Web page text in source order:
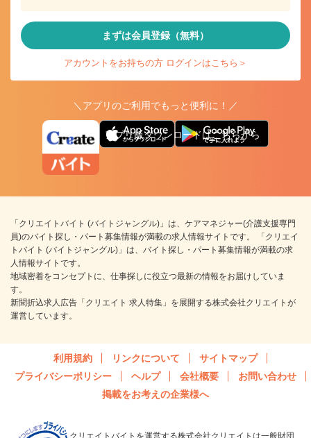
まずは会員登録（無料）
アカウントをお持ちの方 ログインはこちら＞
＼アプリのご利用でもっと便利に！／
アプリ版ダウンロードはこちらから
「クリエイトバイト (バイトジャングル)」は、ケアマネジャー(介護支援専門
員)のバイト探し・パート募集情報が満載の求人情報サイトです。 「クリエイ
トバイト (バイトジャングル)」は、バイト探し・パート募集情報が満載の求
人情報サイトです。
地域密着をコンセプトに、仕事探しに役立つ最新の情報をお届けしていま
す。
新聞折込求人広告「クリエイト 求人特集」を展開する株式会社クリエイトが
運営しています。
利用規約 リンクについて
サイトマップ
プライバシーポリシー
ヘルプ 会社概要
お問い合わせ
掲載をお考えの企業様へ
クリエイトバイトを運営する株式会社クリエイトは一般財団